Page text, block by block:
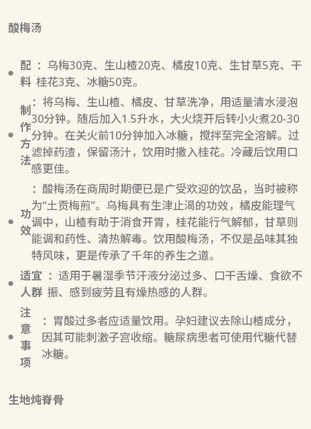
酸梅汤
配
料
：乌梅30克、生山楂20克、橘皮10克、生甘草5克、干
桂花3克、冰糖50克。
制
作
方
法
：将乌梅、生山楂、橘皮、甘草洗净，用适量清水浸泡
30分钟。随后加入1.5升水，大火烧开后转小火煮20-30
分钟。在关火前10分钟加入冰糖，搅拌至完全溶解。过
滤掉药渣，保留汤汁，饮用时撒入桂花。冷藏后饮用口
感更佳。
功
效
：酸梅汤在商周时期便已是广受欢迎的饮品，当时被称
为“土贡梅煎”。乌梅具有生津止渴的功效，橘皮能理气
调中，山楂有助于消食开胃，桂花能行气解郁，甘草则
能调和药性、清热解毒。饮用酸梅汤，不仅是品味其独
特风味，更是传承了千年的养生之道。
适宜
人群
：适用于暑湿季节汗液分泌过多、口干舌燥、食欲不
振、感到疲劳且有燥热感的人群。
注
意
事
项
：胃酸过多者应适量饮用。孕妇建议去除山楂成分，
因其可能刺激子宫收缩。糖尿病患者可使用代糖代替
冰糖。
生地炖脊骨